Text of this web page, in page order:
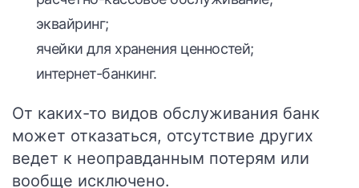
эквайринг;
ячейки для хранения ценностей;
интернет-банкинг.
От каких-то видов обслуживания банк
может отказаться, отсутствие других
ведет к неоправданным потерям или
вообще исключено.